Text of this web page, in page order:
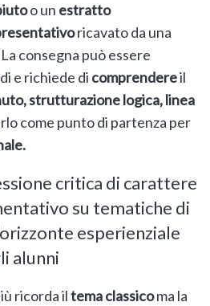
o un estratto
ricavato da una
consegna può essere
e richiede di comprendereil
strutturazione logica, linea
come punto di partenza per
critica di carattere
su tematiche di
esperienziale
alunni
ricorda iltema classicoma la